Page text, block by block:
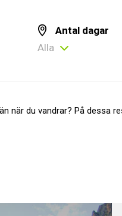
Antal dagar
Alla
när du vandrar? På dessa